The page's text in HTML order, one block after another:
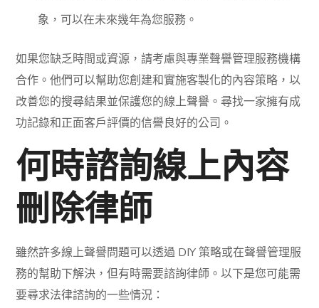
象，可以在未來幾年為您服務。
如果您缺乏時間或資源，請考慮與專業聲譽管理服務機構
合作。他們可以幫助您創建和實施客製化的內容策略，以
改善您的搜尋結果並保護您的線上聲譽。尋找一家擁有成
功記錄和正面客戶評價的信譽良好的公司。
何時諮詢線上內容
刪除律師
雖然許多線上聲譽問題可以透過 DIY 策略或在聲譽管理服
務的幫助下解決，但有時需要諮詢律師。以下是您可能需
要尋求法律諮詢的一些情況：